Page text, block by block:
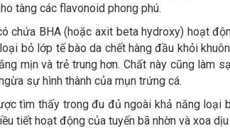
tàng các flavonoid phong phú.
chứa BHA (hoặc axit beta hydroxy) hoạt
bỏ lớp tế bào da chết hàng đầu khỏi
mịn và trẻ trung hơn. Chất này cũng làm
sự hình thành của mụn trứng cá.
tìm thấy trong đu đủ ngoài khả năng loại
tiết hoạt động của tuyến bã nhờn và xoa